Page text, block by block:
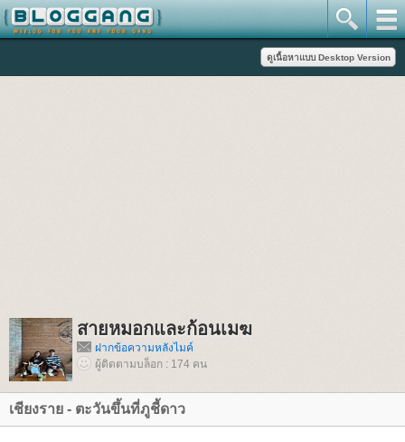
สายหมอกและก้อนเมฆ
ฝากข้อความหลังไมค์
ผู้ติดตามบล็อก : 174 คน
เชียงราย - ตะวันขึ้นที่ภูชี้ดาว